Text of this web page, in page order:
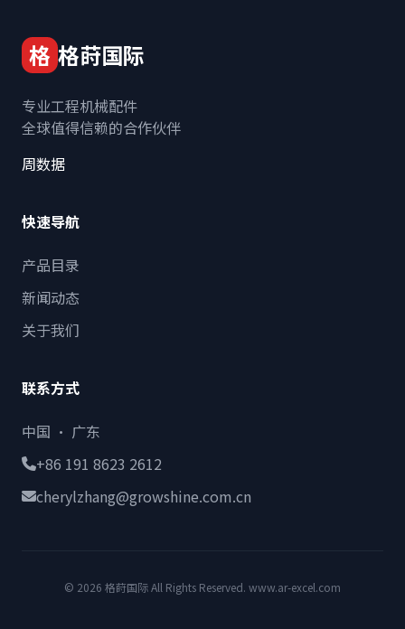
格 格莳国际
专业工程机械配件
全球值得信赖的合作伙伴
周数据
快速导航
产品目录
新闻动态
关于我们
联系方式
中国 · 广东
+86 191 8623 2612
cherylzhang@growshine.com.cn
© 2026 格莳国际 All Rights Reserved. www.ar-excel.com